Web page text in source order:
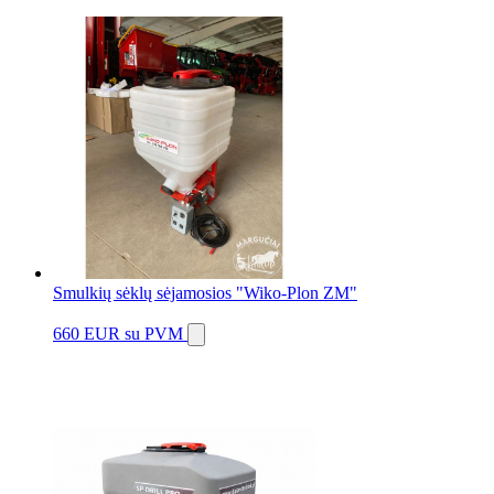
Smulkių sėklų sėjamosios "Wiko-Plon ZM"
660 EUR su PVM